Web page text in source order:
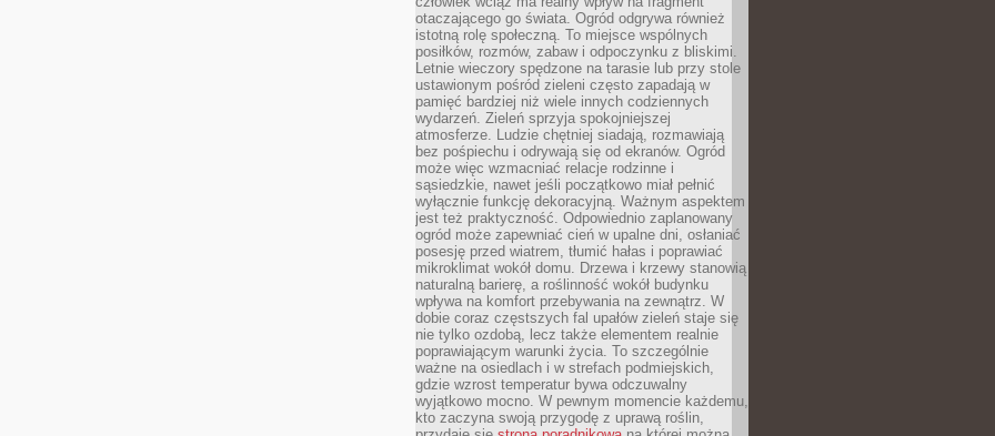
otaczającego go świata. Ogród odgrywa również
istotną rolę społeczną. To miejsce wspólnych
posiłków, rozmów, zabaw i odpoczynku z bliskimi.
Letnie wieczory spędzone na tarasie lub przy stole
ustawionym pośród zieleni często zapadają w
pamięć bardziej niż wiele innych codziennych
wydarzeń. Zieleń sprzyja spokojniejszej
atmosferze. Ludzie chętniej siadają, rozmawiają
bez pośpiechu i odrywają się od ekranów. Ogród
może więc wzmacniać relacje rodzinne i
sąsiedzkie, nawet jeśli początkowo miał pełnić
wyłącznie funkcję dekoracyjną. Ważnym aspektem
jest też praktyczność. Odpowiednio zaplanowany
ogród może zapewniać cień w upalne dni, osłaniać
posesję przed wiatrem, tłumić hałas i poprawiać
mikroklimat wokół domu. Drzewa i krzewy stanowią
naturalną barierę, a roślinność wokół budynku
wpływa na komfort przebywania na zewnątrz. W
dobie coraz częstszych fal upałów zieleń staje się
nie tylko ozdobą, lecz także elementem realnie
poprawiającym warunki życia. To szczególnie
ważne na osiedlach i w strefach podmiejskich,
gdzie wzrost temperatur bywa odczuwalny
wyjątkowo mocno. W pewnym momencie każdemu,
kto zaczyna swoją przygodę z uprawą roślin,